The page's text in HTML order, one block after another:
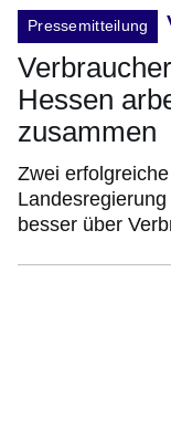
Pressemitteilung
Hessen
zusammen
Zwei
besser über